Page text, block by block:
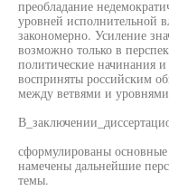
преобладание
уровней исполнительной
закономерно. Усиление
возможно только в
политические начинания
восприняты российским
между ветвями и уровнями
сформулированы
намечены дальнейшие
темы.